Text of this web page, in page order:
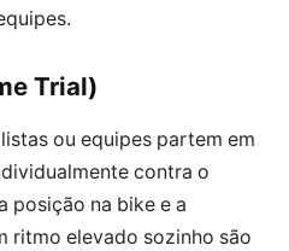
Trial)
ou equipes partem em
contra o
posição na bike e a
ritmo elevado sozinho são